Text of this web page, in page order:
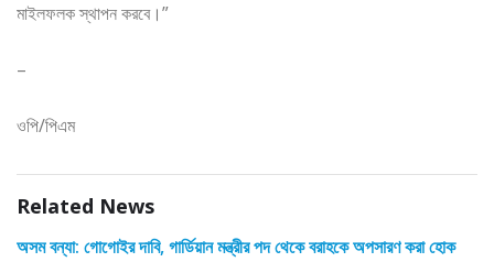
মাইলফলক স্থাপন করবে।”
–
ওপি/পিএম
Related News
অসম বন্যা: গোগোইর দাবি, গার্ডিয়ান মন্ত্রীর পদ থেকে বরাহকে অপসারণ করা হোক